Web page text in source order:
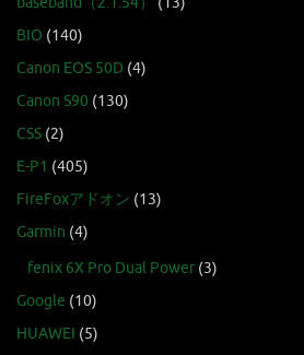
BIO (140)
Canon EOS 50D (4)
Canon S90 (130)
CSS (2)
E-P1 (405)
FireFoxアドオン (13)
Garmin (4)
fenix 6X Pro Dual Power (3)
Google (10)
HUAWEI (5)